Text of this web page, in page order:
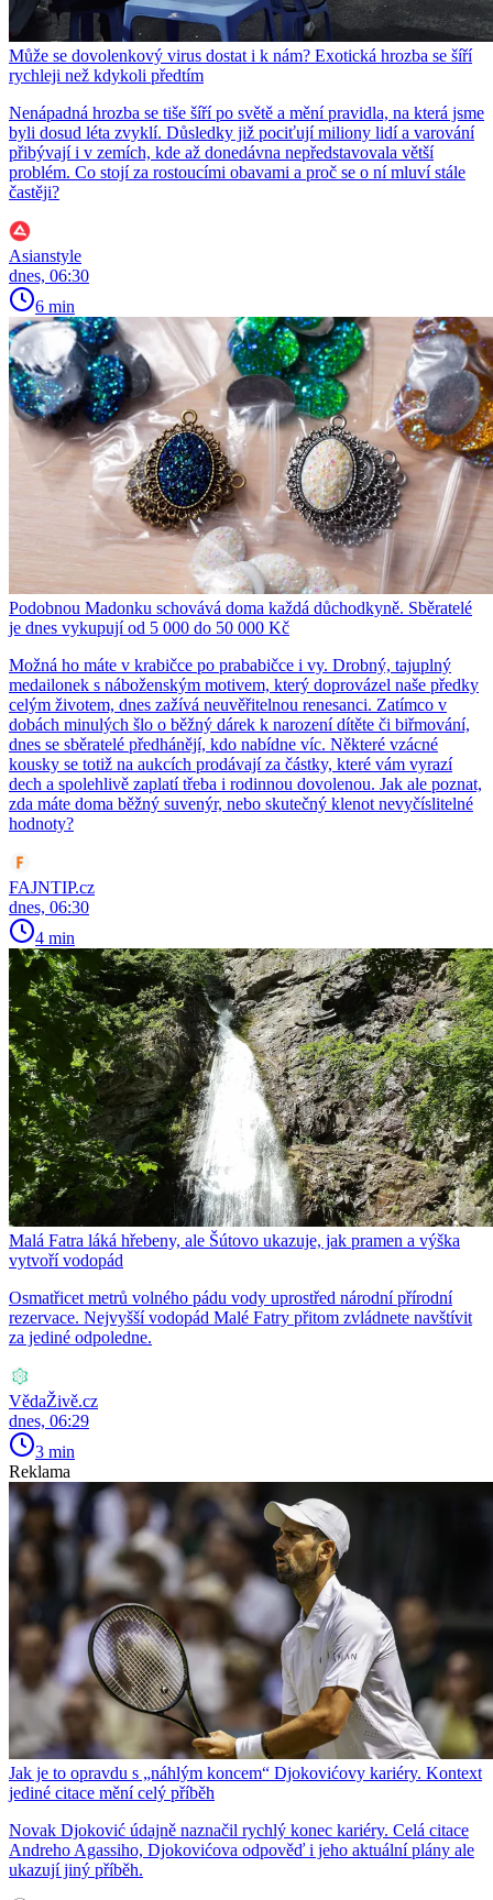
Může se dovolenkový virus dostat i k nám? Exotická hrozba se šíří
rychleji než kdykoli předtím
Nenápadná hrozba se tiše šíří po světě a mění pravidla, na která jsme
byli dosud léta zvyklí. Důsledky již pociťují miliony lidí a varování
přibývají i v zemích, kde až donedávna nepředstavovala větší
problém. Co stojí za rostoucími obavami a proč se o ní mluví stále
častěji?
Asianstyle
dnes, 06:30
6 min
Podobnou Madonku schovává doma každá důchodkyně. Sběratelé
je dnes vykupují od 5 000 do 50 000 Kč
Možná ho máte v krabičce po prababičce i vy. Drobný, tajuplný
medailonek s náboženským motivem, který doprovázel naše předky
celým životem, dnes zažívá neuvěřitelnou renesanci. Zatímco v
dobách minulých šlo o běžný dárek k narození dítěte či biřmování,
dnes se sběratelé předhánějí, kdo nabídne víc. Některé vzácné
kousky se totiž na aukcích prodávají za částky, které vám vyrazí
dech a spolehlivě zaplatí třeba i rodinnou dovolenou. Jak ale poznat,
zda máte doma běžný suvenýr, nebo skutečný klenot nevyčíslitelné
hodnoty?
FAJNTIP.cz
dnes, 06:30
4 min
Malá Fatra láká hřebeny, ale Šútovo ukazuje, jak pramen a výška
vytvoří vodopád
Osmatřicet metrů volného pádu vody uprostřed národní přírodní
rezervace. Nejvyšší vodopád Malé Fatry přitom zvládnete navštívit
za jediné odpoledne.
VědaŽivě.cz
dnes, 06:29
3 min
Reklama
Jak je to opravdu s „náhlým koncem“ Djokovićovy kariéry. Kontext
jediné citace mění celý příběh
Novak Djoković údajně naznačil rychlý konec kariéry. Celá citace
Andreho Agassiho, Djokovićova odpověď i jeho aktuální plány ale
ukazují jiný příběh.